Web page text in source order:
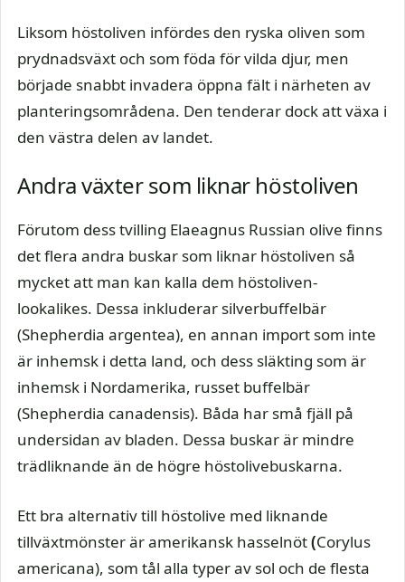
Liksom höstoliven infördes den ryska oliven som
prydnadsväxt och som föda för vilda djur, men
började snabbt invadera öppna fält i närheten av
planteringsområdena. Den tenderar dock att växa i
den västra delen av landet.
Andra växter som liknar höstoliven
Förutom dess tvilling Elaeagnus Russian olive finns
det flera andra buskar som liknar höstoliven så
mycket att man kan kalla dem höstoliven-
lookalikes. Dessa inkluderar silverbuffelbär
(Shepherdia argentea), en annan import som inte
är inhemsk i detta land, och dess släkting som är
inhemsk i Nordamerika, russet buffelbär
(Shepherdia canadensis). Båda har små fjäll på
undersidan av bladen. Dessa buskar är mindre
trädliknande än de högre höstolivebuskarna.
Ett bra alternativ till höstolive med liknande
tillväxtmönster är amerikansk hasselnöt(Corylus
americana), som tål alla typer av sol och de flesta